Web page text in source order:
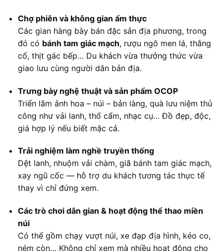
Chợ phiên và không gian ẩm thực
Các gian hàng bày bán đặc sản địa phương, trong
đó có bánh tam giác mạch, rượu ngô men lá, thắng
cố, thịt gác bếp… Du khách vừa thưởng thức vừa
giao lưu cùng người dân bản địa.
Trưng bày nghệ thuật và sản phẩm OCOP
Triển lãm ảnh hoa – núi – bản làng, quà lưu niệm thủ
công như vải lanh, thổ cẩm, nhạc cụ… Đồ đẹp, độc,
giá hợp lý nếu biết mặc cả.
Trải nghiệm làm nghề truyền thống
Dệt lanh, nhuộm vải chàm, giã bánh tam giác mạch,
xay ngũ cốc — hỗ trợ du khách tương tác thực tế
thay vì chỉ đứng xem.
Các trò chơi dân gian & hoạt động thể thao miền
núi
Có thể gồm chạy vượt núi, xe đạp địa hình, kéo co,
ném còn… Không chỉ xem mà nhiều hoạt động cho